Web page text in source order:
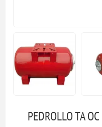
PEDROLLO TA